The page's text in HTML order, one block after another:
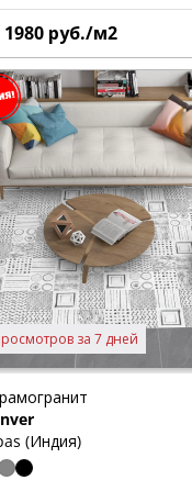
1980 руб./м2
за 7 дней
(Индия)